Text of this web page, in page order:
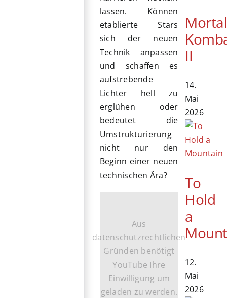
lassen. Können
etablierte Stars
sich der neuen
Technik anpassen
und schaffen es
aufstrebende
Lichter hell zu
erglühen oder
bedeutet die
Umstrukturierung
nicht nur den
Beginn einer neuen
technischen Ära?
Aus
datenschutzrechtlichen
Gründen benötigt
YouTube Ihre
Einwilligung um
geladen zu werden.
Mortal
II
14.
Mai
2026
To
Hold
a
12.
Mai
2026